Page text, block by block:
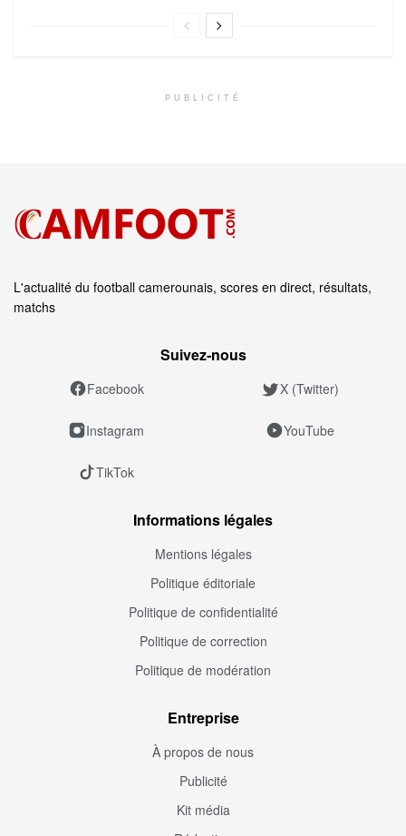
PUBLICITÉ
L'actualité du football camerounais, scores en direct, résultats,
matchs
Suivez‑nous
Facebook X (Twitter)
Instagram YouTube
TikTok
Informations légales
Mentions légales
Politique éditoriale
Politique de confidentialité
Politique de correction
Politique de modération
Entreprise
À propos de nous
Publicité
Kit média